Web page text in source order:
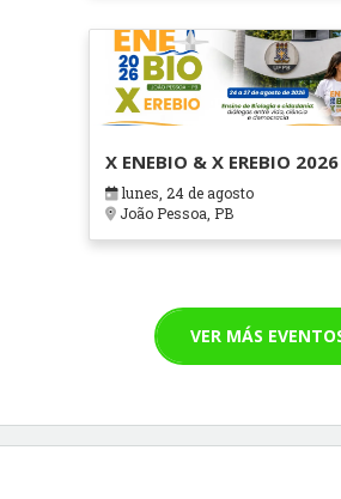
X ENEBIO & X EREBIO 2026
lunes, 24 de agosto
João Pessoa, PB
VER MÁS